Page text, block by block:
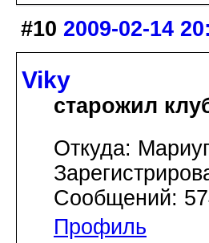
#10 2009-02-14
Viky
старожил
Откуда:
Сообщений:
Профиль